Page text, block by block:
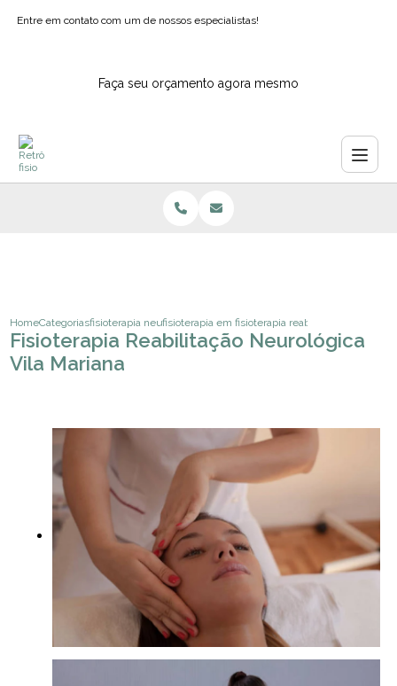
Entre em contato com um de nossos especialistas!
Faça seu orçamento agora mesmo
HomeCategoriasfisioterapia neurologicafisioterapia em pacientes neurologicos
fisioterapia reabilitacao
Fisioterapia Reabilitação Neurológica
Vila Mariana